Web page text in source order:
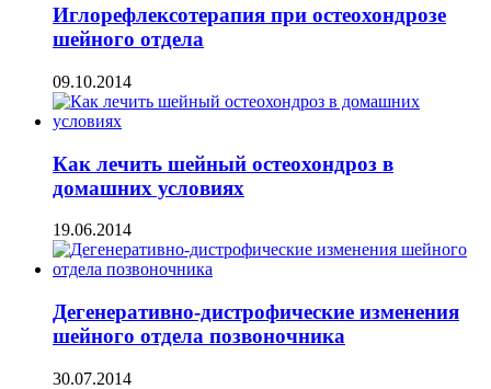
Иглорефлексотерапия при остеохондрозе
шейного отдела
09.10.2014
Как лечить шейный остеохондроз в
домашних условиях
19.06.2014
Дегенеративно-дистрофические изменения
шейного отдела позвоночника
30.07.2014